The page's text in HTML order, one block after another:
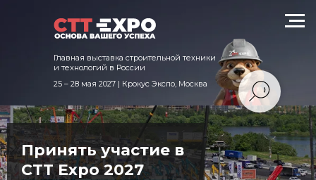
Главная выставка строительной техники
и технологий в России
25 – 28 мая 2027 | Крокус Экспо, Москва
Принять участие в
CTT Expo 2027